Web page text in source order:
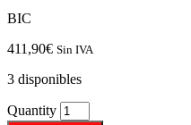
BIC
411,90€ Sin IVA
3 disponibles
Quantity